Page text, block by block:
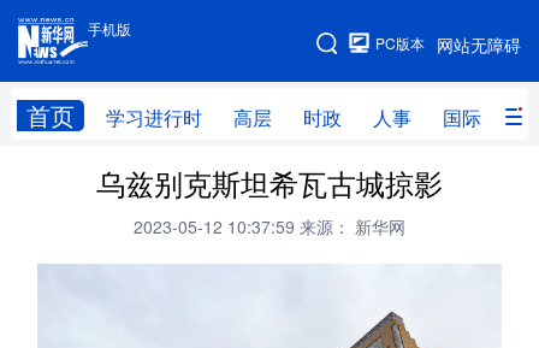
手机版
网站无障碍
PC版本
首页 学习进行时 高层 时政 人事 国际 财
手机版
网站地图
学习进行时 高层 时政
财经 网评
乌兹别克斯坦希瓦古城掠影
2023-05-12 10:37:59 来源： 新华网